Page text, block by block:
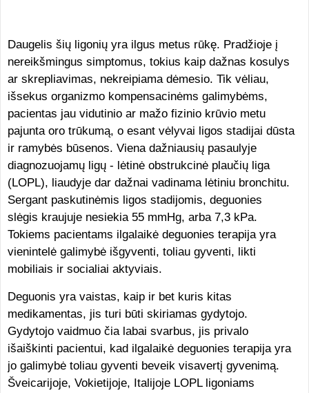
Daugelis šių ligonių yra ilgus metus rūkę. Pradžioje į
nereikšmingus simptomus, tokius kaip dažnas kosulys
ar skrepliavimas, nekreipiama dėmesio. Tik vėliau,
išsekus organizmo kompensacinėms galimybėms,
pacientas jau vidutinio ar mažo fizinio krūvio metu
pajunta oro trūkumą, o esant vėlyvai ligos stadijai dūsta
ir ramybės būsenos. Viena dažniausių pasaulyje
diagnozuojamų ligų - lėtinė obstrukcinė plaučių liga
(LOPL), liaudyje dar dažnai vadinama lėtiniu bronchitu.
Sergant paskutinėmis ligos stadijomis, deguonies
slėgis kraujuje nesiekia 55 mmHg, arba 7,3 kPa.
Tokiems pacientams ilgalaikė deguonies terapija yra
vienintelė galimybė išgyventi, toliau gyventi, likti
mobiliais ir socialiai aktyviais.
Deguonis yra vaistas, kaip ir bet kuris kitas
medikamentas, jis turi būti skiriamas gydytojo.
Gydytojo vaidmuo čia labai svarbus, jis privalo
išaiškinti pacientui, kad ilgalaikė deguonies terapija yra
jo galimybė toliau gyventi beveik visavertį gyvenimą.
Šveicarijoje, Vokietijoje, Italijoje LOPL ligoniams